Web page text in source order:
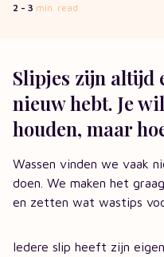
2 - 3 min. read
Slipjes zijn altijd
nieuw hebt. Je
houden, maar
Wassen vinden we vaak
doen. We maken het
en zetten wat wastips
Iedere slip heeft zijn